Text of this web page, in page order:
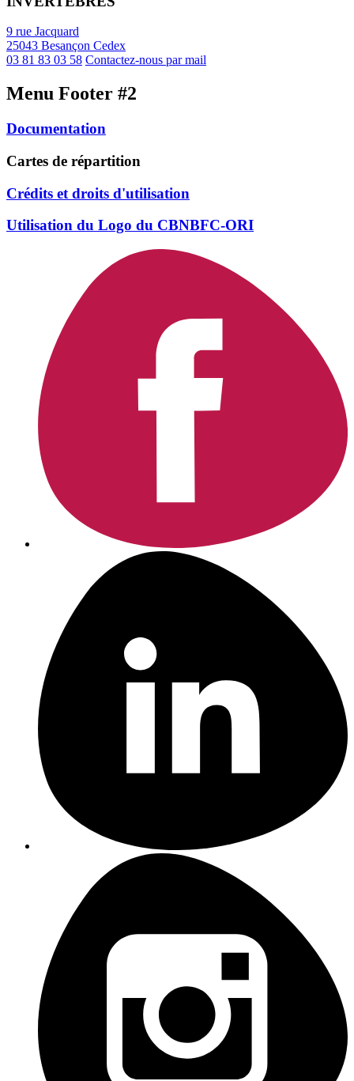
9 rue Jacquard
25043 Besançon Cedex
03 81 83 03 58 Contactez-nous par mail
Menu Footer #2
Documentation
Cartes de répartition
Crédits et droits d'utilisation
Utilisation du Logo du CBNBFC-ORI